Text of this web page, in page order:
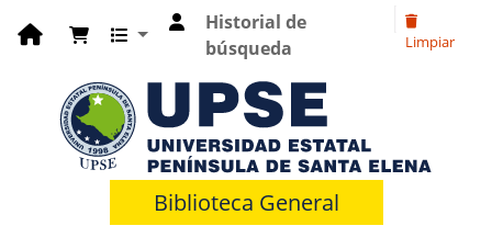
Historial de
búsqueda
Limpiar
Biblioteca General